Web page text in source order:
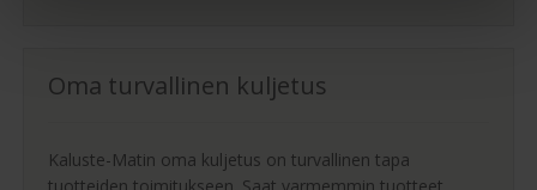
Oma turvallinen kuljetus
Kaluste-Matin oma kuljetus on turvallinen tapa